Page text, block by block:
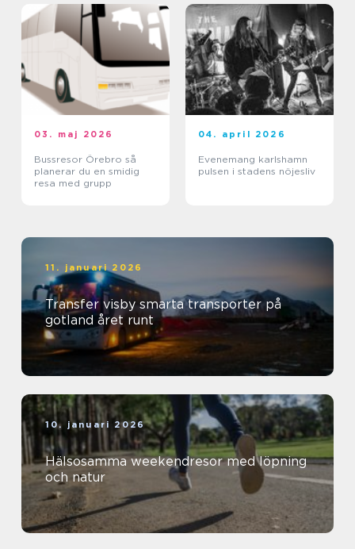
03. maj 2026
Bussresor Örebro så
planerar du en smidig
resa med grupp
04. april 2026
Evenemang karlshamn
pulsen i stadens nöjesliv
11. januari 2026
Transfer visby smarta transporter på
gotland året runt
10. januari 2026
Hälsosamma weekendresor med löpning
och natur